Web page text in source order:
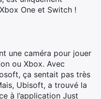
One et Switch !
une caméra pour jouer
ou Xbox. Avec
ça sentait pas très
Ubisoft, a trouvé la
à l’application Just